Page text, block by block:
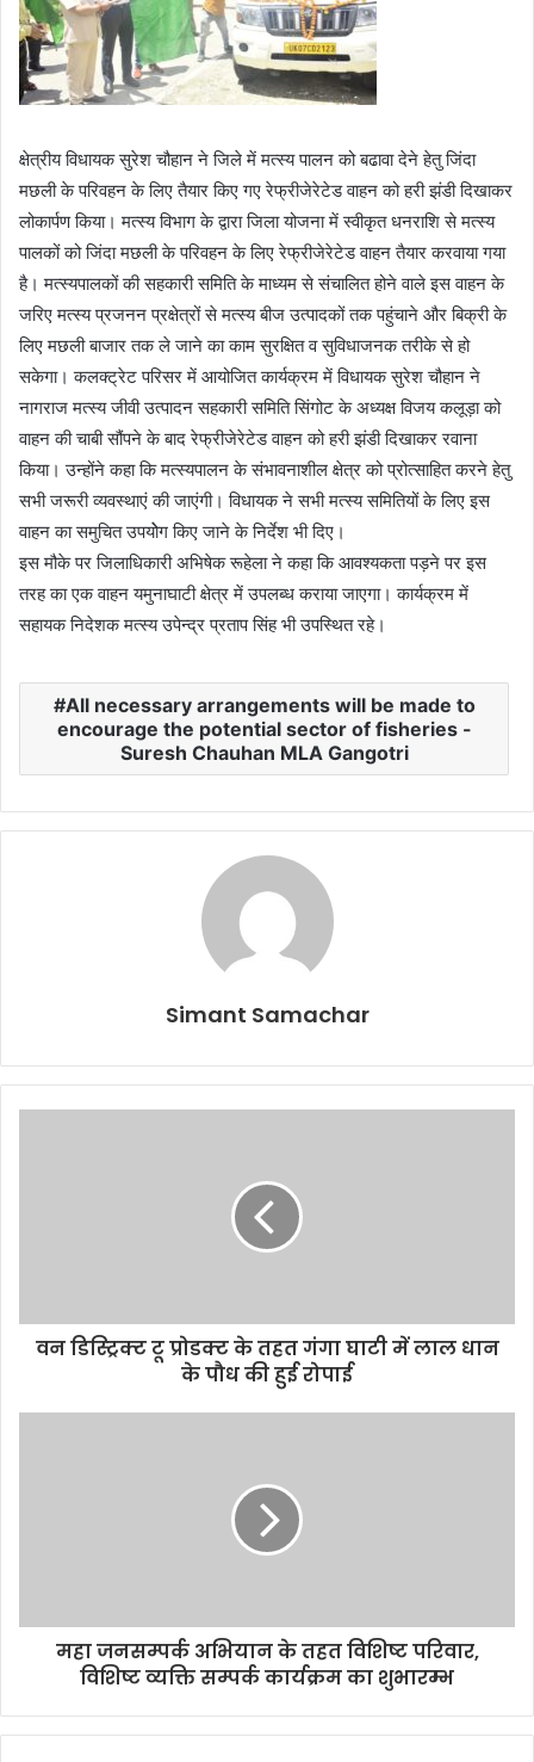
a
i
l
क्षेत्रीय विधायक सुरेश चौहान ने जिले में मत्स्य पालन को बढावा देने हेतु जिंदा
मछली के परिवहन के लिए तैयार किए गए रेफ्रीजेरेटेड वाहन को हरी झंडी दिखाकर
लोकार्पण किया। मत्स्य विभाग के द्वारा जिला योजना में स्वीकृत धनराशि से मत्स्य
पालकों को जिंदा मछली के परिवहन के लिए रेफ्रीजेरेटेड वाहन तैयार करवाया गया
है। मत्स्यपालकों की सहकारी समिति के माध्यम से संचालित होने वाले इस वाहन के
जरिए मत्स्य प्रजनन प्रक्षेत्रों से मत्स्य बीज उत्पादकों तक पहुंचाने और बिक्री के
लिए मछली बाजार तक ले जाने का काम सुरक्षित व सुविधाजनक तरीके से हो
सकेगा। कलक्ट्रेट परिसर में आयोजित कार्यक्रम में विधायक सुरेश चौहान ने
नागराज मत्स्य जीवी उत्पादन सहकारी समिति सिंगोट के अध्यक्ष विजय कलूड़ा को
वाहन की चाबी सौंपने के बाद रेफ्रीजेरेटेड वाहन को हरी झंडी दिखाकर रवाना
किया। उन्होंने कहा कि मत्स्यपालन के संभावनाशील क्षेत्र को प्रोत्साहित करने हेतु
सभी जरूरी व्यवस्थाएं की जाएंगी। विधायक ने सभी मत्स्य समितियों के लिए इस
वाहन का समुचित उपयोेग किए जाने के निर्देश भी दिए।
इस मौके पर जिलाधिकारी अभिषेक रूहेला ने कहा कि आवश्यकता पड़ने पर इस
तरह का एक वाहन यमुनाघाटी क्षेत्र में उपलब्ध कराया जाएगा। कार्यक्रम में
सहायक निदेशक मत्स्य उपेन्द्र प्रताप सिंह भी उपस्थित रहे।
All necessary arrangements will be made to
encourage the potential sector of fisheries -
Suresh Chauhan MLA Gangotri
Simant Samachar
वन डिस्ट्रिक्ट टू प्रोडक्ट के तहत गंगा घाटी में लाल धान
के पौध की हुई रोपाई
महा जनसम्पर्क अभियान के तहत विशिष्ट परिवार,
विशिष्ट व्यक्ति सम्पर्क कार्यक्रम का शुभारम्भ